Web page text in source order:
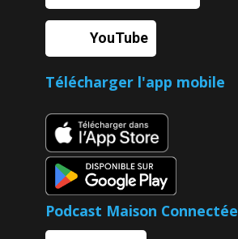
YouTube
Télécharger l'app mobile
Podcast Maison Connectée